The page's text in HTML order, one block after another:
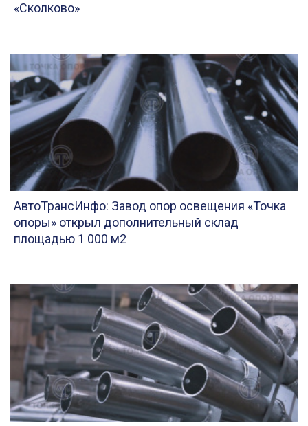
«Сколково»
АвтоТрансИнфо: Завод опор освещения «Точка
опоры» открыл дополнительный склад
площадью 1 000 м2